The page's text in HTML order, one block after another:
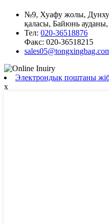
№9, Хуафу жолы,
қаласы, Байюнь
Тел: 020-36518876
Факс: 020-36518215
Электрондық поштаны
x